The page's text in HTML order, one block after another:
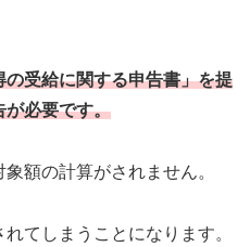
の受給に関する申告書」を提
が必要です。
額の計算がされません。
てしまうことになります。